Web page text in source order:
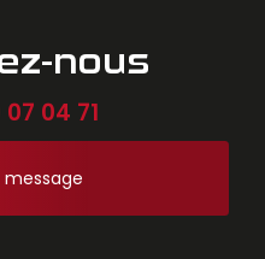
nous
04 71
message